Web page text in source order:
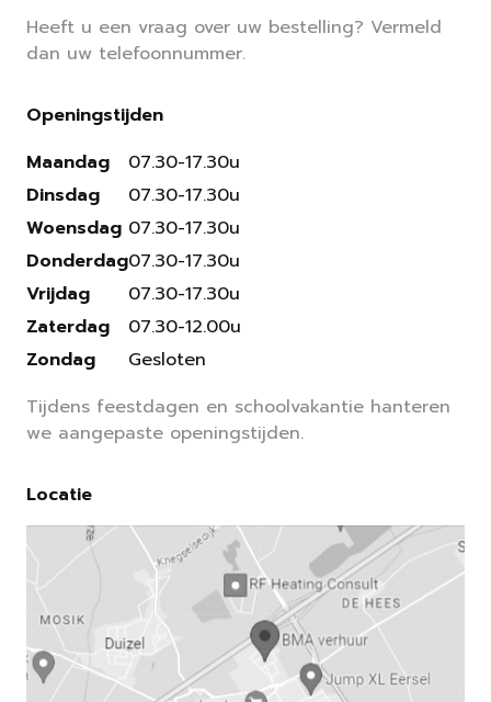
Heeft u een vraag over uw bestelling? Vermeld
dan uw telefoonnummer.
Openingstijden
Maandag
Dinsdag
Woensdag
Donderdag
Vrijdag
Zaterdag
Zondag
07.30-17.30u
07.30-17.30u
07.30-17.30u
07.30-17.30u
07.30-17.30u
07.30-12.00u
Gesloten
Tijdens feestdagen en schoolvakantie hanteren
we aangepaste openingstijden.
Locatie